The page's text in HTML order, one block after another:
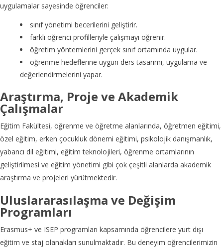
uygulamalar sayesinde öğrenciler:
sınıf yönetimi becerilerini geliştirir.
farklı öğrenci profilleriyle çalışmayı öğrenir.
öğretim yöntemlerini gerçek sınıf ortamında uygular.
öğrenme hedeflerine uygun ders tasarımı, uygulama ve
değerlendirmelerini yapar.
Araştırma, Proje ve Akademik
Çalışmalar
Eğitim Fakültesi, öğrenme ve öğretme alanlarında, öğretmen eğitimi,
özel eğitim, erken çocukluk dönemi eğitimi, psikolojik danışmanlık,
yabancı dil eğitimi, eğitim teknolojileri, öğrenme ortamlarının
geliştirilmesi ve eğitim yönetimi gibi çok çeşitli alanlarda akademik
araştırma ve projeleri yürütmektedir.
Uluslararasılaşma ve Değişim
Programları
Erasmus+ ve ISEP programları kapsamında öğrencilere yurt dışı
eğitim ve staj olanakları sunulmaktadır. Bu deneyim öğrencilerimizin